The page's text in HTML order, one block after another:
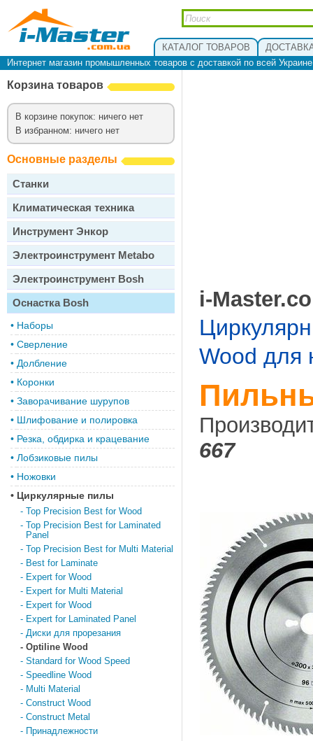
КАТАЛОГ ТОВАРОВ
Интернет магазин промышленных товаров с доставкой по всей
Корзина товаров
В корзине покупок: ничего нет
В избранном: ничего нет
Основные разделы
Станки
Климатическая техника
Инструмент Энкор
Электроинструмент Metabo
Электроинструмент Bosh
Оснастка Bosh
• Наборы
• Сверление
• Долбление
• Коронки
• Заворачивание шурупов
• Шлифование и полировка
• Резка, обдирка и крацевание
• Лобзиковые пилы
• Ножовки
• Циркулярные пилы
- Top Precision Best for Wood
- Top Precision Best for Laminated
Panel
- Top Precision Best for Multi Material
- Best for Laminate
- Expert for Wood
- Expert for Multi Material
- Expert for Wood
- Expert for Laminated Panel
- Диски для прорезания
- Optiline Wood
- Standard for Wood Speed
- Speedline Wood
- Multi Material
- Construct Wood
- Construct Metal
- Принадлежности
i-
Wood для
667